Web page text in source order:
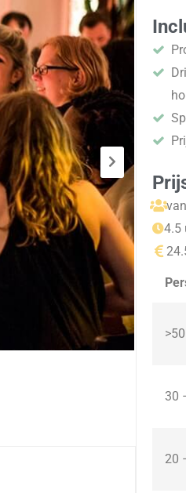
4.5
>50
30
20